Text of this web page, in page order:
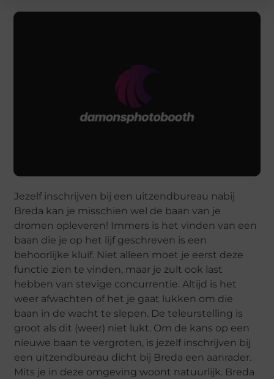
Jezelf inschrijven bij een uitzendbureau nabij
Breda kan je misschien wel de baan van je
dromen opleveren! Immers is het vinden van een
baan die je op het lijf geschreven is een
behoorlijke kluif. Niet alleen moet je eerst deze
functie zien te vinden, maar je zult ook last
hebben van stevige concurrentie. Altijd is het
weer afwachten of het je gaat lukken om die
baan in de wacht te slepen. De teleurstelling is
groot als dit (weer) niet lukt. Om de kans op een
nieuwe baan te vergroten, is jezelf inschrijven bij
een uitzendbureau dicht bij Breda een aanrader.
Mits je in deze omgeving woont natuurlijk. Breda